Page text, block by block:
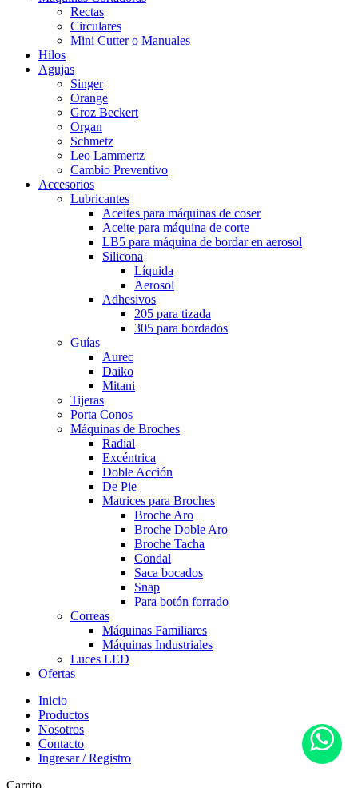
Rectas
Circulares
Mini Cutter o Manuales
Hilos
Agujas
Singer
Orange
Groz Beckert
Organ
Schmetz
Leo Lammertz
Cambio Preventivo
Accesorios
Lubricantes
Aceites para máquinas de coser
Aceite para máquina de corte
LB5 para máquina de bordar en aerosol
Silicona
Líquida
Aerosol
Adhesivos
205 para tizada
305 para bordados
Guías
Aurec
Daiko
Mitani
Tijeras
Porta Conos
Máquinas de Broches
Radial
Excéntrica
Doble Acción
De Pie
Matrices para Broches
Broche Aro
Broche Doble Aro
Broche Tacha
Condal
Saca bocados
Snap
Para botón forrado
Correas
Máquinas Familiares
Máquinas Industriales
Luces LED
Ofertas
Inicio
Productos
Nosotros
Contacto
Ingresar / Registro
Carrito